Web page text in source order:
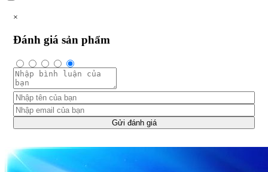
×
Đánh giá sản phẩm
Gửi đánh giá